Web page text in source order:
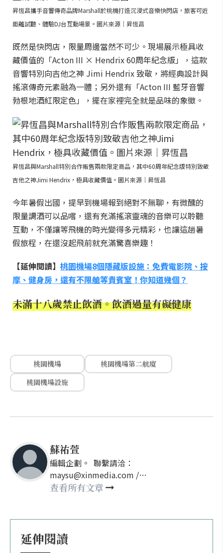
昇恆昌攜手音響傳奇品牌Marshall於桃機打造沉浸式音樂快閃店，旅客可近
距離試聽、體驗DJ台互動場景。圖片來源｜昇恆昌
既然是快閃店，限量周邊當然不可少。現場展示極具收
藏價值的「Acton III × Hendrix 60周年紀念版」，這款
音響特別向吉他之神 Jimi Hendrix 致敬，將經典設計與
搖滾傳奇元素融為一體；另外還有「Acton III 藍牙音響
勃根地酒紅限定色」，擺在家裡完全就是品味的象徵。
昇恆昌與Marshall特別合作販售兩款限定商品，其中60周年紀念版特別致敬
吉他之神Jimi Hendrix，極具收藏價值。圖片來源｜昇恆昌
今年暑假出國，提早到機場報到絕對不無聊，有微醺的
限量調酒可以品嚐，還有充滿搖滾靈魂的音樂可以聆聽
互動，不僅讓等飛機的時光變得多元精彩，也讓這趟暑
假旅程，在還沒起飛前就充滿驚喜樂趣！
【延伸閱讀】 桃園機場8個隱藏版設施：免費電影院、按
摩、健身房，還有不限艙等貴賓室！你知道幾個？
未滿十八歲禁止飲酒。飲酒過量有礙健康
桃園機場
桃園機場第二航廈
桃園機場設施
蘇祐萱
編輯企劃。 聯繫請洽：
maysu@xinmedia.com /
may860527@gmail.com
查看所有文章
延伸閱讀